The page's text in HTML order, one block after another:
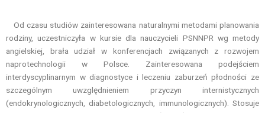
Od czasu studiów zainteresowana naturalnymi metodami planowania
rodziny, uczestniczyła w kursie dla nauczycieli PSNNPR wg metody
angielskiej, brała udział w konferencjach związanych z rozwojem
naprotechnologii w Polsce. Zainteresowana podejściem
interdyscyplinarnym w diagnostyce i leczeniu zaburzeń płodności ze
szczególnym uwzględnieniem przyczyn internistycznych
(endokrynologicznych, diabetologicznych, immunologicznych). Stosuje